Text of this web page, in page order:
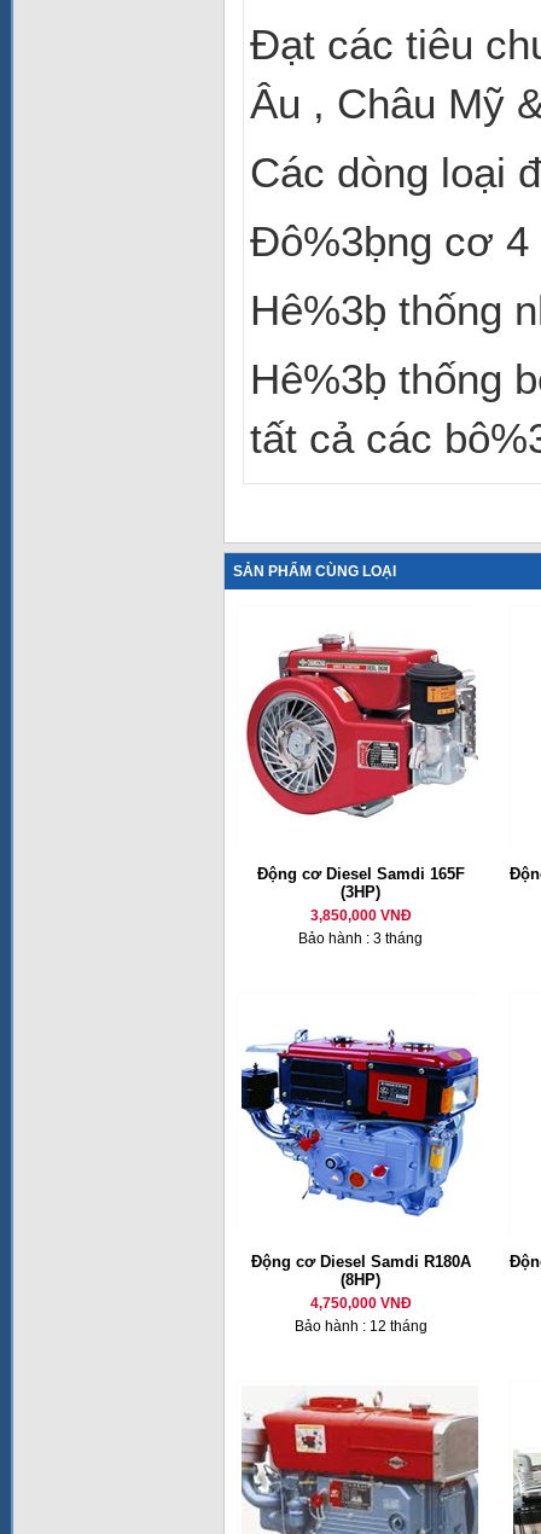
Đạt các tiêu
Âu , Châu Mỹ
Các dòng loại
Đô%3ḅng cơ 4
Hê%3ḅ thống
Hê%3ḅ thống
tất cả các
SẢN PHẨM CÙNG LOẠI
Động cơ Diesel Samdi 165F
(3HP)
3,850,000 VNĐ
Bảo hành : 3 tháng
Động cơ Diesel Samdi R180A
(8HP)
4,750,000 VNĐ
Bảo hành : 12 tháng